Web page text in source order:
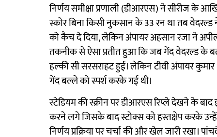
निर्णय समीक्षा प्रणाली (डीआरएस) ने सीरीज के
स्कोर बिना किसी नुकसान के 33 रन था तब
को कैच दे दिया, लेकिन अंपायर अहसान रजा ने
तकनीक से ऐसा प्रतीत हुआ कि जब गेंद वेदरल्ड के
हल्की सी सरसराहट हुई। लेकिन टीवी अंपायर
गेंद बल्ले को स्पर्श करके गई थी।
स्टेडियम की स्क्रीन पर डीआरएस रिप्ले देखने के
करने लगे जिसके बाद स्टोक्स को हस्तक्षेप करके
निर्णय प्रक्रिया पर चर्चा की और खेल जारी रखा।